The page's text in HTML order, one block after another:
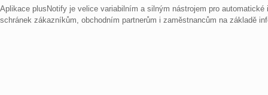
Aplikace plusNotify je velice variabilním a silným nástrojem pro
schránek zákazníkům, obchodním partnerům i zaměstnancům na základě